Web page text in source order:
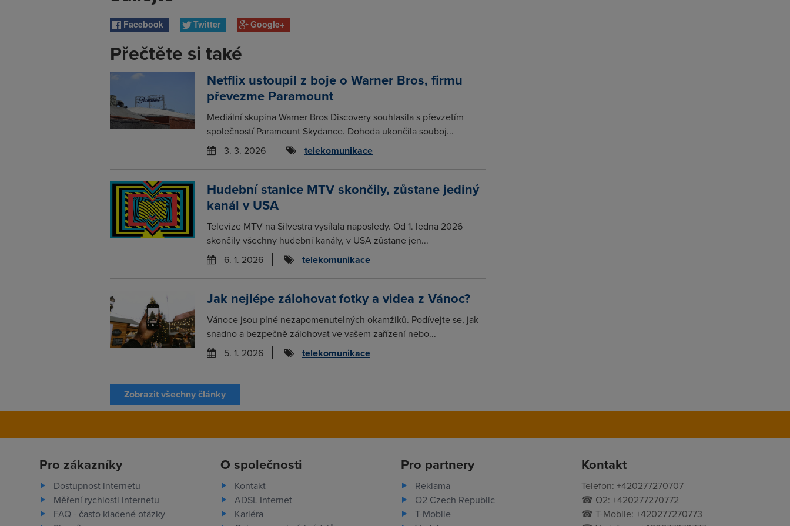
Facebook Twitter Google+
Přečtěte si také
Netflix ustoupil z boje o Warner Bros, firmu
převezme Paramount
Mediální skupina Warner Bros Discovery souhlasila s převzetím
společností Paramount Skydance. Dohoda ukončila souboj...
3. 3. 2026
telekomunikace
Hudební stanice MTV skončily, zůstane jediný
kanál v USA
Televize MTV na Silvestra vysílala naposledy. Od 1. ledna 2026
skončily všechny hudební kanály, v USA zůstane jen...
6. 1. 2026
telekomunikace
Jak nejlépe zálohovat fotky a videa z Vánoc?
Vánoce jsou plné nezapomenutelných okamžiků. Podívejte se, jak
snadno a bezpečně zálohovat ve vašem zařízení nebo...
5. 1. 2026
telekomunikace
Zobrazit všechny články
Pro zákazníky
Dostupnost internetu
Měření rychlosti internetu
FAQ - často kladené otázky
O společnosti
Kontakt
ADSL Internet
Kariéra
Pro partnery
Reklama
O2 Czech Republic
T-Mobile
Kontakt
Telefon: +420277270707
☎ O2: +420277270772
☎ T-Mobile: +420277270773